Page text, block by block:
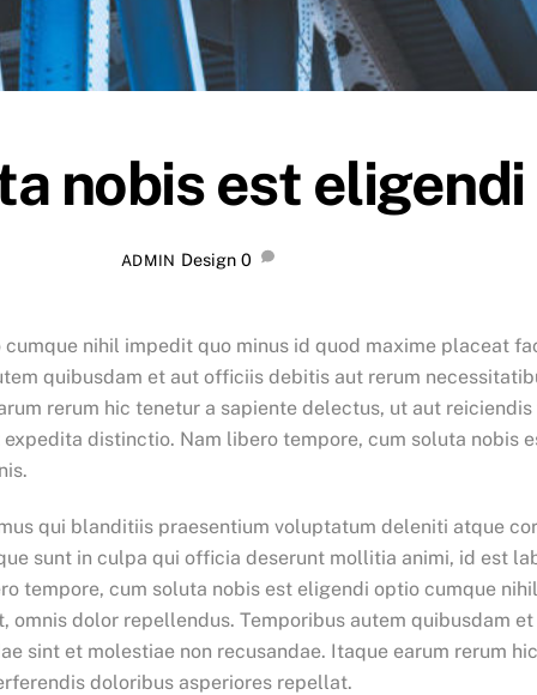
nobis est eligendi
ADMIN Design 0
nihil impedit quo minus id quod maxime placeat
quibusdam et aut officiis debitis aut rerum
rerum hic tenetur a sapiente delectus, ut aut
distinctio. Nam libero tempore, cum soluta nobis
qui blanditiis praesentium voluptatum deleniti atque
sunt in culpa qui officia deserunt mollitia animi, id est
tempore, cum soluta nobis est eligendi optio cumque
omnis dolor repellendus. Temporibus autem quibusdam
sint et molestiae non recusandae. Itaque earum rerum
doloribus asperiores repellat.